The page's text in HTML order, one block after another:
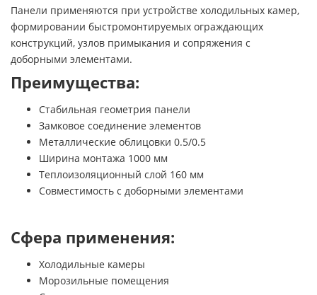
Панели применяются при устройстве холодильных камер,
формировании быстромонтируемых ограждающих
конструкций, узлов примыкания и сопряжения с
доборными элементами.
Преимущества:
Стабильная геометрия панели
Замковое соединение элементов
Металлические облицовки 0.5/0.5
Ширина монтажа 1000 мм
Теплоизоляционный слой 160 мм
Совместимость с доборными элементами
Сфера применения:
Холодильные камеры
Морозильные помещения